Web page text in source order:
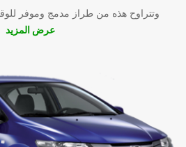
وتتراوح هذه من طراز مدمج وموفر
عرض المزيد